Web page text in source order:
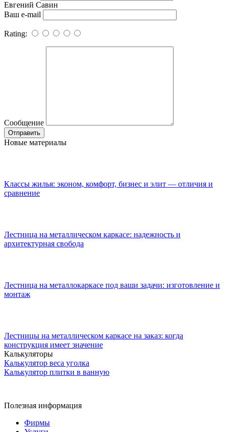
Евгений Савин
Ваш e-mail
Rating:
Сообщение
Новые материалы
Классы жилья: эконом, комфорт, бизнес и элит — отличия и
сравнение
Лестница на металлическом каркасе: надежность и
архитектурная свобода
Лестница на металлокаркасе под ваши задачи: изготовление и
монтаж
Лестницы на металлическом каркасе на заказ: когда
конструкция имеет значение
Калькуляторы
Калькулятор веса уголка
Калькулятор плитки в ванную
Полезная информация
Фирмы